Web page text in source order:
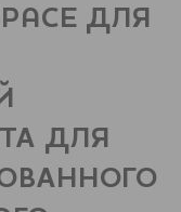
ДЛЯ
ДЛЯ